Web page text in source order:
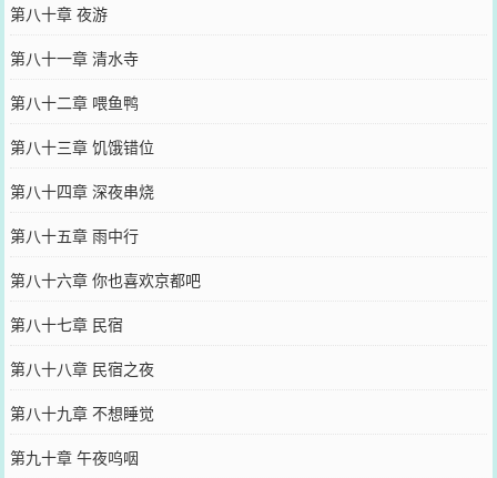
第八十章 夜游
第八十一章 清水寺
第八十二章 喂鱼鸭
第八十三章 饥饿错位
第八十四章 深夜串烧
第八十五章 雨中行
第八十六章 你也喜欢京都吧
第八十七章 民宿
第八十八章 民宿之夜
第八十九章 不想睡觉
第九十章 午夜呜咽